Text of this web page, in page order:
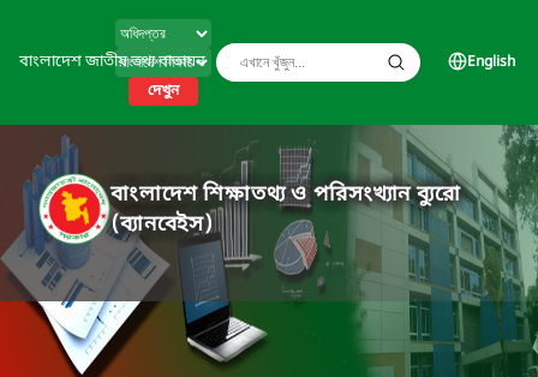
বাংলাদেশ জাতীয় তথ্য বাতায়ন
দেখুন
English
বাংলাদেশ শিক্ষাতথ্য ও পরিসংখ্যান ব্যুরো
(ব্যানবেইস)